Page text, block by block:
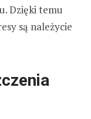
Dzięki temu
są należycie